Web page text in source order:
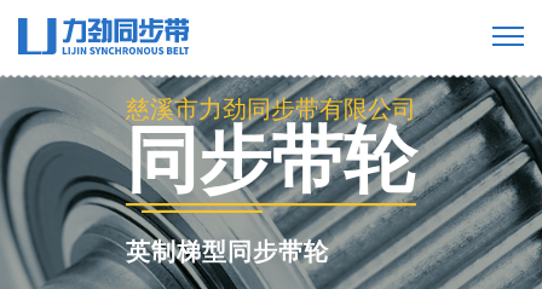
慈溪市力劲同步带有限公司
工业橡胶同步
带